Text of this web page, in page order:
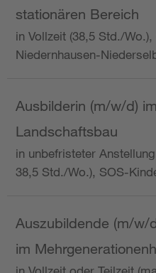
stationären Bereich
in Vollzeit (38,5 Std./
Niedernhausen-
Ausbilderin (m/w/d)
Landschaftsbau
in unbefristeter
38,5 Std./Wo.), SOS-
Auszubildende (m/w/
im